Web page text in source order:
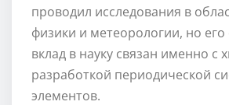
проводил исследования в
физики и метеорологии, но
вклад в науку связан именно с
разработкой периодической
элементов.